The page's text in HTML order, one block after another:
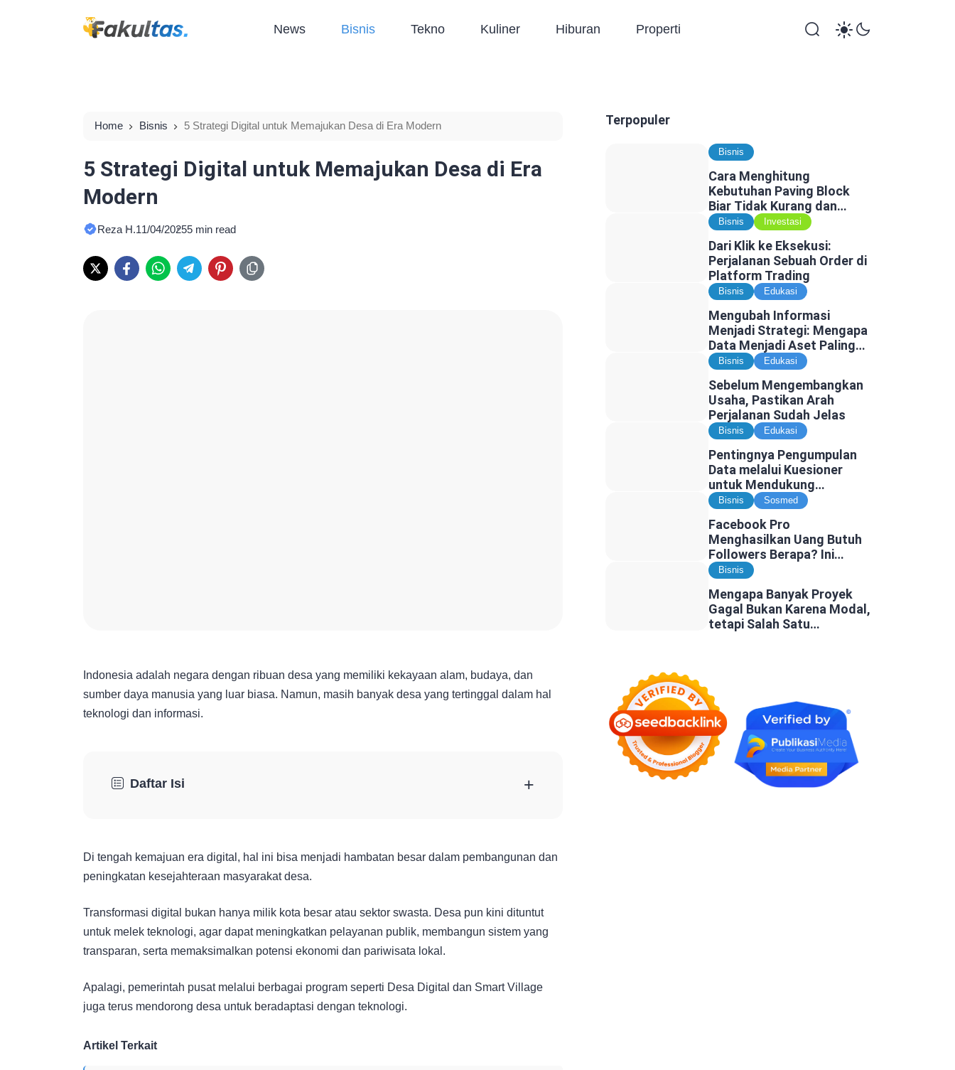
News Bisnis Tekno Kuliner Hiburan Properti
Home Bisnis 5 Strategi Digital untuk Memajukan Desa di Era Modern
5 Strategi Digital untuk Memajukan Desa di Era
Modern
Reza H.11/04/20255 min read
Indonesia adalah negara dengan ribuan desa yang memiliki kekayaan alam, budaya, dan
sumber daya manusia yang luar biasa. Namun, masih banyak desa yang tertinggal dalam hal
teknologi dan informasi.
Daftar Isi +
Di tengah kemajuan era digital, hal ini bisa menjadi hambatan besar dalam pembangunan dan
peningkatan kesejahteraan masyarakat desa.
Transformasi digital bukan hanya milik kota besar atau sektor swasta. Desa pun kini dituntut
untuk melek teknologi, agar dapat meningkatkan pelayanan publik, membangun sistem yang
transparan, serta memaksimalkan potensi ekonomi dan pariwisata lokal.
Apalagi, pemerintah pusat melalui berbagai program seperti Desa Digital dan Smart Village
juga terus mendorong desa untuk beradaptasi dengan teknologi.
Artikel Terkait
Terpopuler
Bisnis
Cara Menghitung
Kebutuhan Paving Block
Biar Tidak Kurang dan
Tidak Kelebihan
Bisnis Investasi
Dari Klik ke Eksekusi:
Perjalanan Sebuah Order di
Platform Trading
Bisnis Edukasi
Mengubah Informasi
Menjadi Strategi: Mengapa
Data Menjadi Aset Paling
Berharga di Era Digital
Bisnis Edukasi
Sebelum Mengembangkan
Usaha, Pastikan Arah
Perjalanan Sudah Jelas
Bisnis Edukasi
Pentingnya Pengumpulan
Data melalui Kuesioner
untuk Mendukung
Penelitian dan Pengambilan
Bisnis Sosmed
Facebook Pro
Menghasilkan Uang Butuh
Followers Berapa? Ini
Faktanya
Bisnis
Mengapa Banyak Proyek
Gagal Bukan Karena Modal,
tetapi Salah Satu